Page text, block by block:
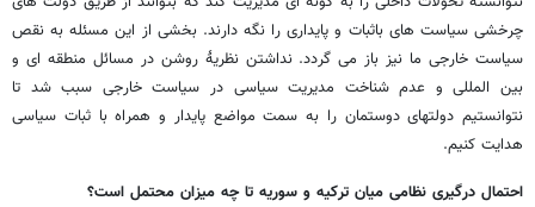
چرخشی سیاست های باثبات و پایداری را نگه دارند. بخشی از این مسئله به نقص
سیاست خارجی ما نیز باز می گردد. نداشتن نظریۀ روشن در مسائل منطقه ای و
بین المللی و عدم شناخت مدیریت سیاسی در سیاست خارجی سبب شد تا
نتوانستیم دولتهای دوستمان را به سمت مواضع پایدار و همراه با ثبات سیاسی
هدایت کنیم.
احتمال درگیری نظامی میان ترکیه و سوریه تا چه میزان محتمل است؟